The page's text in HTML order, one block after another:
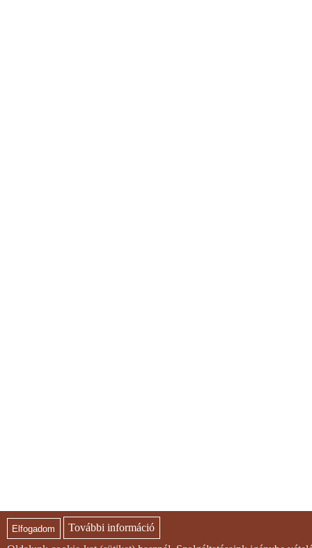
Elfogadom
További információ